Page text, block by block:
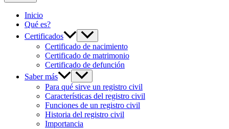
Inicio
Qué es?
Certificados
Certificado de nacimiento
Certificado de matrimonio
Certificado de defunción
Saber más
Para qué sirve un registro civil
Características del registro civil
Funciones de un registro civil
Historia del registro civil
Importancia